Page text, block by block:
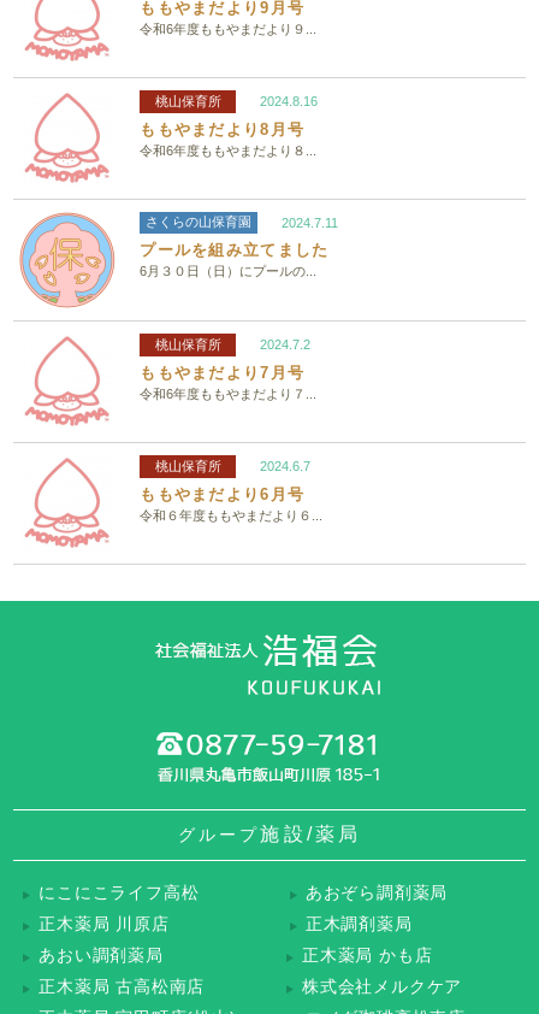
ももやまだより9月号
令和6年度ももやまだより９...
桃山保育所 2024.8.16
ももやまだより8月号
令和6年度ももやまだより８...
さくらの山保育園 2024.7.11
プールを組み立てました
6月３０日（日）にプールの...
桃山保育所 2024.7.2
ももやまだより7月号
令和6年度ももやまだより７...
桃山保育所 2024.6.7
ももやまだより6月号
令和６年度ももやまだより６...
グループ施設/薬局
にこにこライフ高松
あおぞら調剤薬局
正木薬局 川原店
正木調剤薬局
あおい調剤薬局
正木薬局 かも店
正木薬局 古高松南店
株式会社メルクケア